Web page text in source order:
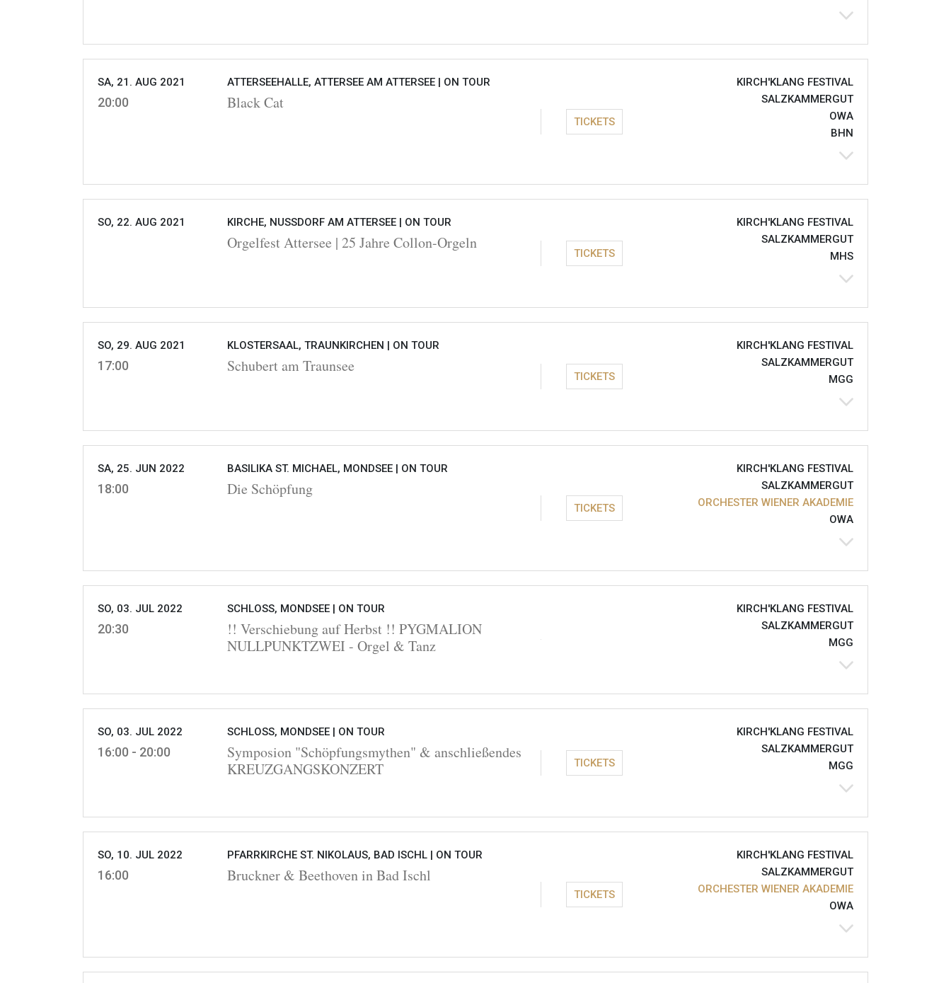
SA, 21. AUG 2021
20:00
ATTERSEEHALLE, ATTERSEE AM ATTERSEE | ON TOUR
Black Cat
TICKETS
KIRCH'KLANG FESTIVAL
SALZKAMMERGUT
OWA
BHN
SO, 22. AUG 2021 KIRCHE, NUSSDORF AM ATTERSEE | ON TOUR
Orgelfest Attersee | 25 Jahre Collon-Orgeln
TICKETS
KIRCH'KLANG FESTIVAL
SALZKAMMERGUT
MHS
SO, 29. AUG 2021
17:00
KLOSTERSAAL, TRAUNKIRCHEN | ON TOUR
Schubert am Traunsee
TICKETS
KIRCH'KLANG FESTIVAL
SALZKAMMERGUT
MGG
SA, 25. JUN 2022
18:00
BASILIKA ST. MICHAEL, MONDSEE | ON TOUR
Die Schöpfung
TICKETS
KIRCH'KLANG FESTIVAL
SALZKAMMERGUT
ORCHESTER WIENER AKADEMIE
OWA
SO, 03. JUL 2022
20:30
SCHLOSS, MONDSEE | ON TOUR
!! Verschiebung auf Herbst !! PYGMALION
NULLPUNKTZWEI - Orgel & Tanz
KIRCH'KLANG FESTIVAL
SALZKAMMERGUT
MGG
SO, 03. JUL 2022
16:00 - 20:00
SCHLOSS, MONDSEE | ON TOUR
Symposion "Schöpfungsmythen" & anschließendes
KREUZGANGSKONZERT
TICKETS
KIRCH'KLANG FESTIVAL
SALZKAMMERGUT
MGG
SO, 10. JUL 2022
16:00
PFARRKIRCHE ST. NIKOLAUS, BAD ISCHL | ON TOUR
Bruckner & Beethoven in Bad Ischl
TICKETS
KIRCH'KLANG FESTIVAL
SALZKAMMERGUT
ORCHESTER WIENER AKADEMIE
OWA